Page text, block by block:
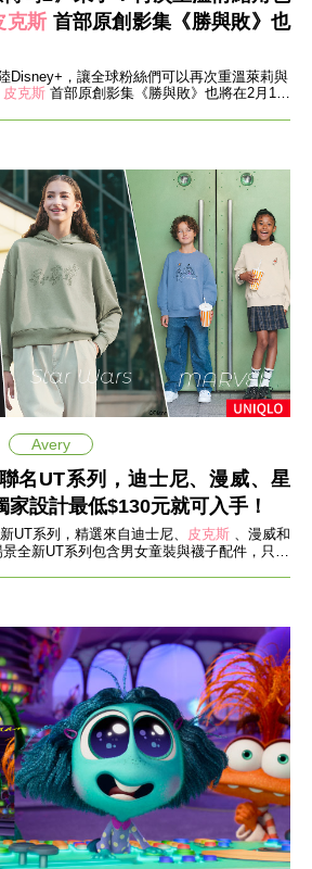
克斯 首部原創影集《勝與敗》也
Disney+，讓全球粉絲們可以再次重溫萊莉與
皮克斯 首部原創影集《勝與敗》也將在2月19
名UT系列，迪士尼、漫威、星
家設計最低$130元就可入手！
UT系列，精選來自迪士尼、 皮克斯 、漫威和
全新UT系列包含男女童裝與襪子配件，只要
Avery